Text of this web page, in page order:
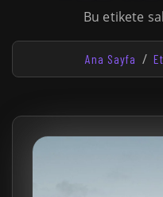
Bu etikete
Ana Sayfa